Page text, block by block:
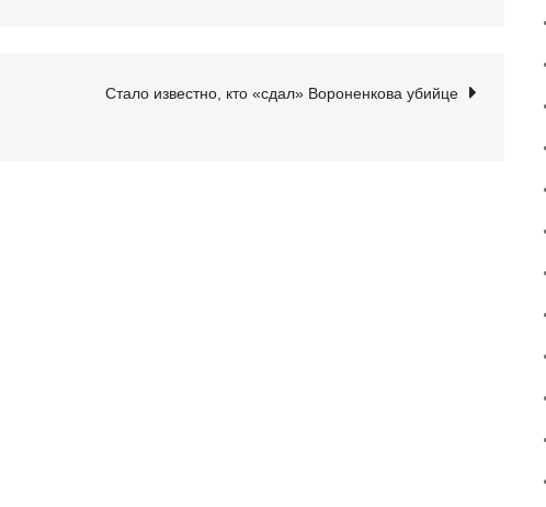
Стало известно, кто «сдал» Вороненкова убийце